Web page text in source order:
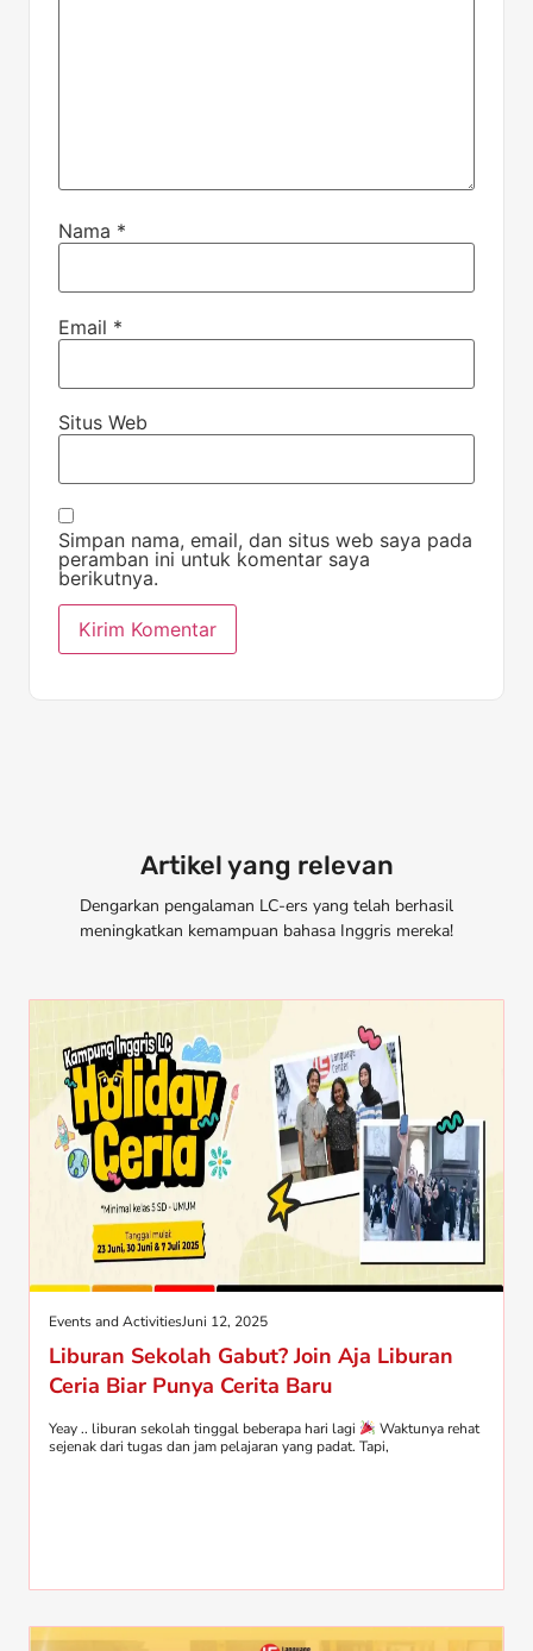
Nama *
Email *
Situs Web
Simpan nama, email, dan situs web saya pada
peramban ini untuk komentar saya
berikutnya.
Artikel yang relevan
Dengarkan pengalaman LC-ers yang telah berhasil
meningkatkan kemampuan bahasa Inggris mereka!
Events and ActivitiesJuni 12, 2025
Liburan Sekolah Gabut? Join Aja Liburan
Ceria Biar Punya Cerita Baru
Yeay .. liburan sekolah tinggal beberapa hari lagi
Waktunya rehat
sejenak dari tugas dan jam pelajaran yang padat. Tapi,